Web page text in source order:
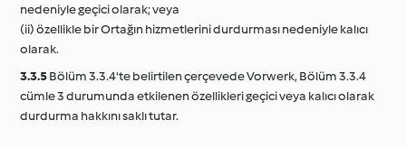
nedeniyle geçici olarak; veya
(ii) özellikle bir Ortağın hizmetlerini durdurması nedeniyle kalıcı
olarak.
3.3.5Bölüm 3.3.4'te belirtilen çerçevede Vorwerk, Bölüm 3.3.4
cümle 3 durumunda etkilenen özellikleri geçici veya kalıcı olarak
durdurma hakkını saklı tutar.